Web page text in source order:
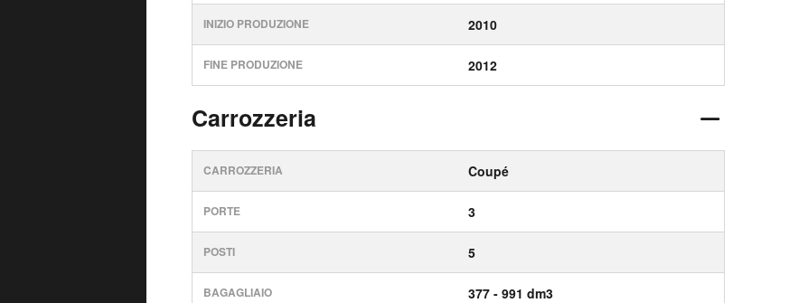
INIZIO PRODUZIONE 2010
FINE PRODUZIONE 2012
Carrozzeria
CARROZZERIA Coupé
PORTE 3
POSTI 5
BAGAGLIAIO 377 - 991 dm3